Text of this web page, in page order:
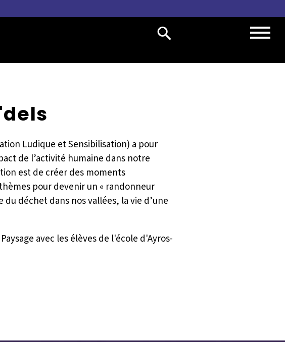
Ludique et Sensibilisation) a pour
de l’activité humaine dans notre
est de créer des moments
pour devenir un « randonneur
déchet dans nos vallées, la vie d’une
avec les élèves de l'école d'Ayros-